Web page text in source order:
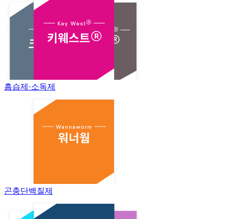
흡습제·소독제
곤충단백질제